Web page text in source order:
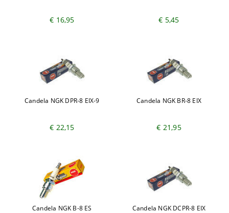
€ 16,95 € 5,45
Candela NGK DPR-8 EIX-9
€ 22,15
Candela NGK BR-8 EIX
€ 21,95
Candela NGK B-8 ES Candela NGK DCPR-8 EIX